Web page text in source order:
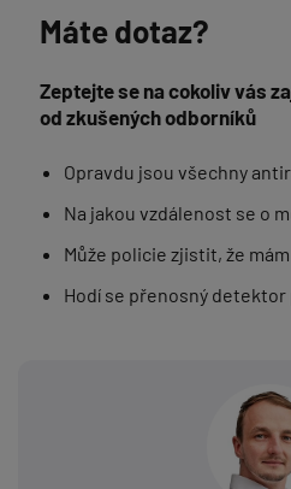
Máte dotaz?
Zeptejte se na cokoliv vás
od zkušených odborníků
Opravdu jsou všechny
Na jakou vzdálenost se o
Může policie zjistit, že
Hodí se přenosný detektor